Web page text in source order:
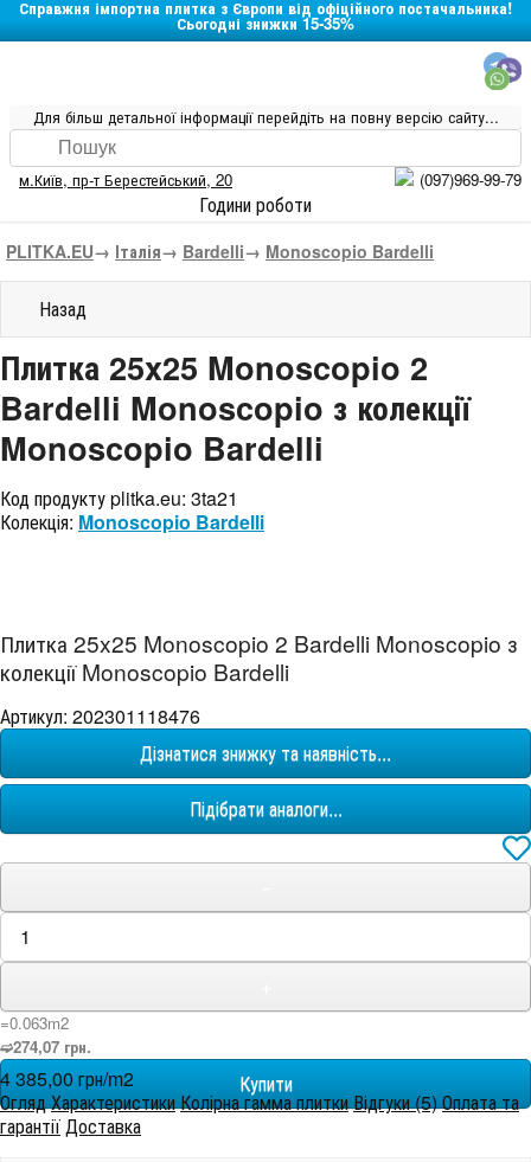
Справжня імпортна плитка з Європи від офіційного постачальника!
Сьогодні знижки 15-35%
Для більш детальної інформації перейдіть на повну версію сайту...
м.Київ, пр-т Берестейський, 20 (097)969-99-79
Години роботи
PLITKA.EU→ Італія→ Bardelli→ Monoscopio Bardelli
Назад
Плитка 25x25 Monoscopio 2
Bardelli Monoscopio з колекції
Monoscopio Bardelli
Код продукту plitka.eu: 3ta21
Колекція: Monoscopio Bardelli
Плитка 25x25 Monoscopio 2 Bardelli Monoscopio з
колекції Monoscopio Bardelli
Артикул: 202301118476
Дізнатися знижку та наявність...
Підібрати аналоги...
=0.063m2
➫274,07 грн.
4 385,00 грн/m2
ОглядХарактеристикиКолірна гамма плиткиВідгуки (5)Оплата та
гарантії Доставка